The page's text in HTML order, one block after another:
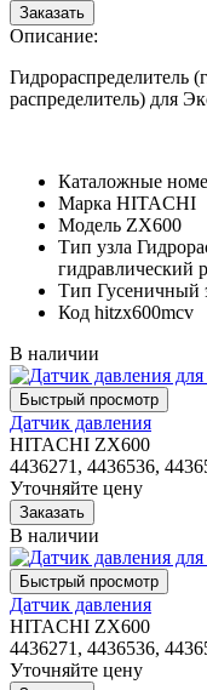
Описание:
Гидрораспределитель
распределитель) для
Каталожные
Марка HITACHI
Модель ZX600
Тип узла
гидравлический
Тип Гусеничный
Код hitzx600mcv
В наличии
Датчик давления
HITACHI ZX600
4436271, 4436536,
Уточняйте цену
В наличии
Датчик давления
HITACHI ZX600
4436271, 4436536,
Уточняйте цену